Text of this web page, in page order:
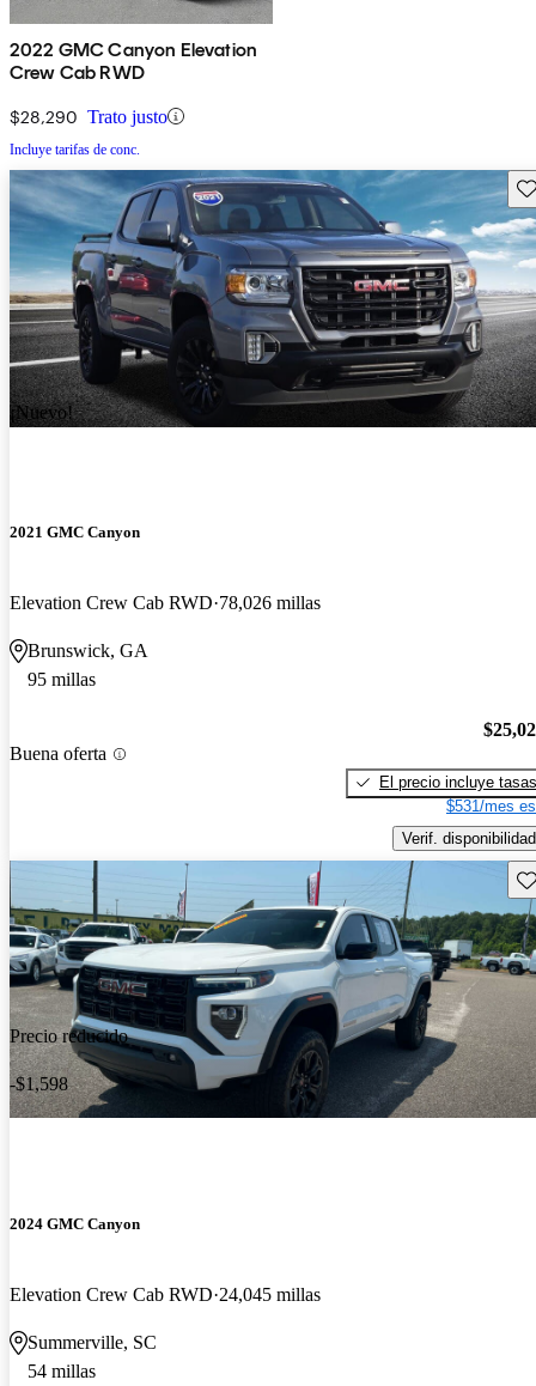
2022 GMC Canyon Elevation
Crew Cab RWD
$28,290 Trato justo
Incluye tarifas de conc.
¡Nuevo!
2021 GMC Canyon
Elevation Crew Cab RWD 78,026 millas
Brunswick, GA
95 millas
Buena oferta
El precio incluye tasas
$531/mes
Verif. disponibilidad
Precio reducido
-$1,598
2024 GMC Canyon
Elevation Crew Cab RWD 24,045 millas
Summerville, SC
54 millas